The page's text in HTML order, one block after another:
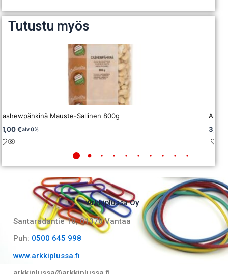
Tutustu myös
Mauste-Sallinen 800g
€alv 0%
3,83
Arkkiplussa Oy
Santaradantie 10, 01370 Vantaa​
Puh: 0500 645 998
www.arkkiplussa.fi